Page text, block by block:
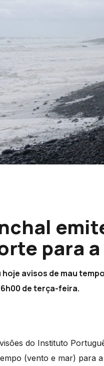
para
avisos de mau
de terça-feira.
do Instituto
(vento e mar) para